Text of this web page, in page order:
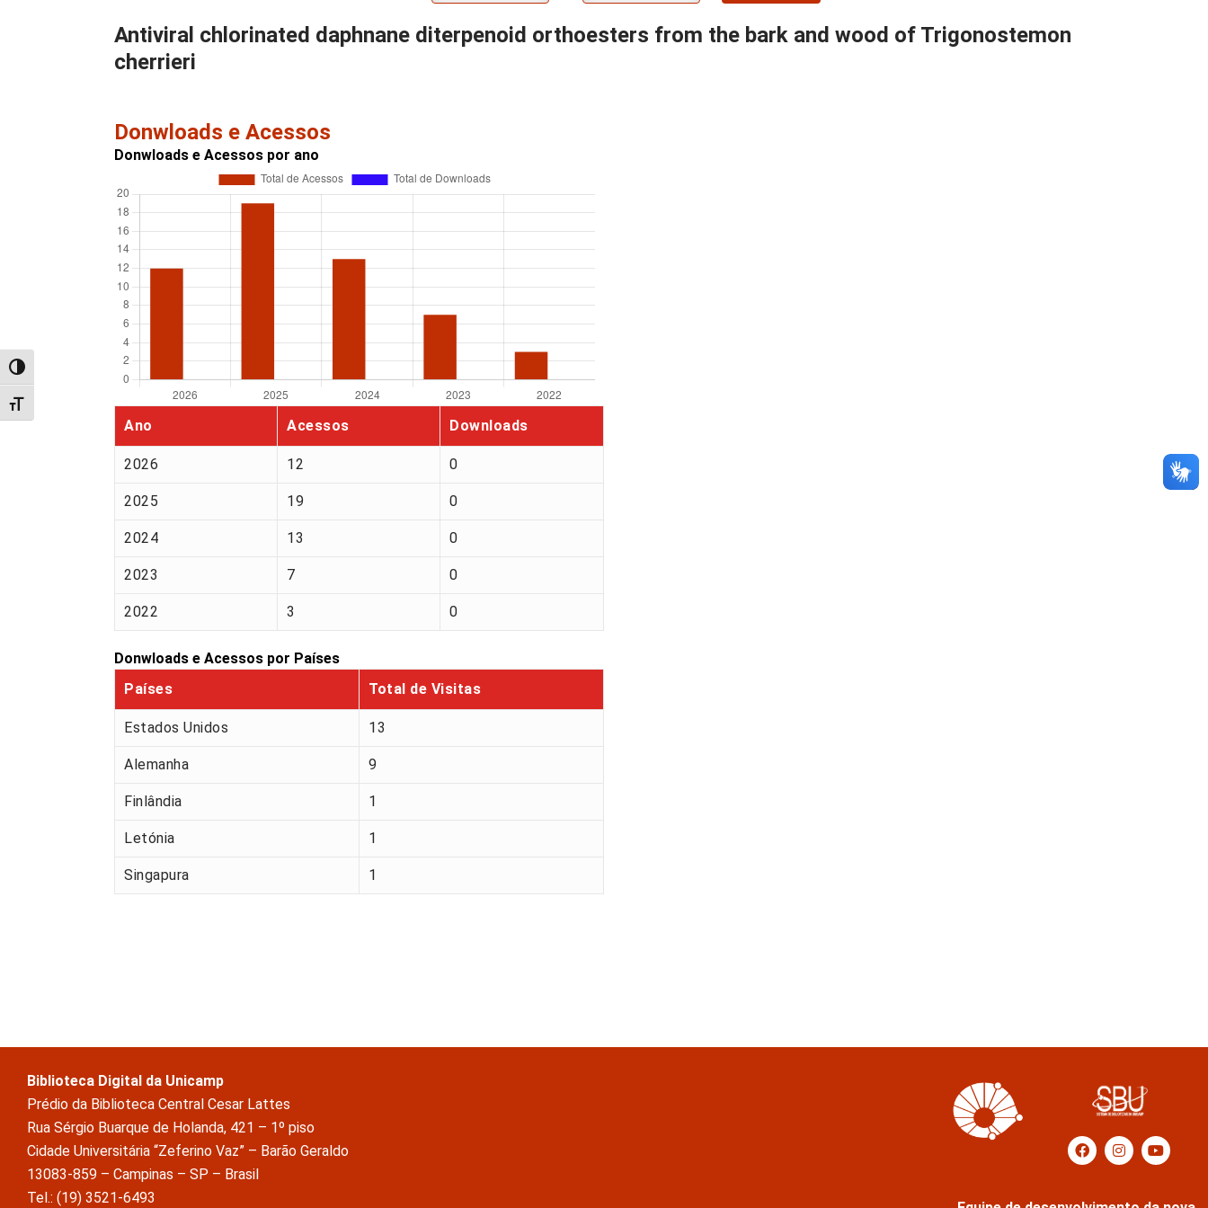
Alternar alto contraste
Alternar tamanho da fonte
Antiviral chlorinated daphnane diterpenoid orthoesters from the bark and wood of Trigonostemon
cherrieri
Donwloads e Acessos
Donwloads e Acessos por ano
Ano Acessos Downloads
2026 12 0
2025 19 0
2024 13 0
2023 7 0
2022 3 0
Donwloads e Acessos por Países
Países
Total de Visitas
Estados Unidos 13
Alemanha 9
Finlândia 1
Letónia 1
Singapura 1
Biblioteca Digital da Unicamp
Prédio da Biblioteca Central Cesar Lattes
Rua Sérgio Buarque de Holanda, 421 – 1º piso
Cidade Universitária “Zeferino Vaz” – Barão Geraldo
13083-859 – Campinas – SP – Brasil
Tel.: (19) 3521-6493